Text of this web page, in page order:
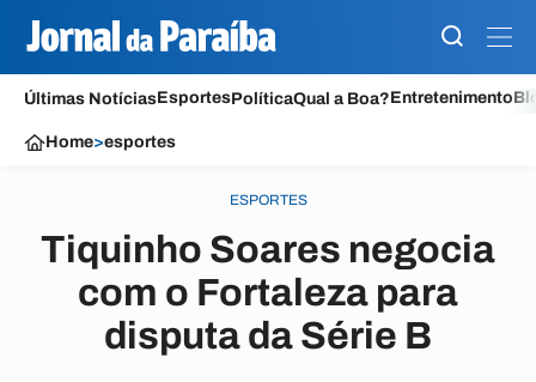
Últimas NotíciasEsportesPolíticaQual a Boa?Entretenimento
Home>esportes
ESPORTES
Tiquinho Soares negocia
com o Fortaleza para
disputa da Série B